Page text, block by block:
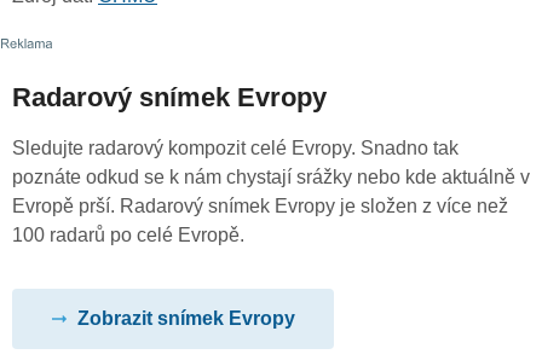
Radarový snímek Evropy
Sledujte radarový kompozit celé Evropy. Snadno tak
poznáte odkud se k nám chystají srážky nebo kde aktuálně v
Evropě prší. Radarový snímek Evropy je složen z více než
100 radarů po celé Evropě.
Zobrazit snímek Evropy